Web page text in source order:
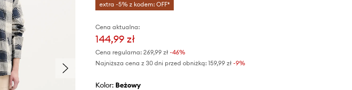
extra -5% z kodem: OFF*
Cena aktualna:
144,99 zł
Cena regularna: 269,99 zł-46%
Najniższa cena z 30 dni przed obniżką: 159,99 zł -9%
Kolor: beżowy